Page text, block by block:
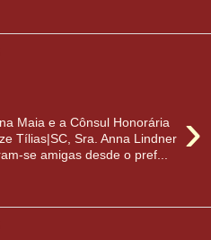
›
Maia e a Cônsul Honorária
Tílias|SC, Sra. Anna Lindner
se amigas desde o pref...